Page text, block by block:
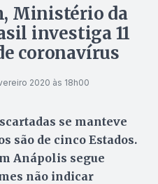
Ministério da
investiga 11
coronavírus
2020 às 18h00
se manteve
são de cinco Estados.
Anápolis segue
não indicar